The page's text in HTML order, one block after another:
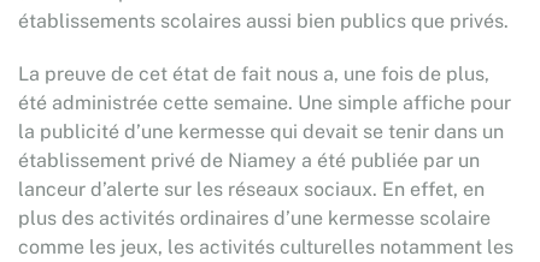
établissements scolaires aussi bien publics que privés.
La preuve de cet état de fait nous a, une fois de plus,
été administrée cette semaine. Une simple affiche pour
la publicité d’une kermesse qui devait se tenir dans un
établissement privé de Niamey a été publiée par un
lanceur d’alerte sur les réseaux sociaux. En effet, en
plus des activités ordinaires d’une kermesse scolaire
comme les jeux, les activités culturelles notamment les